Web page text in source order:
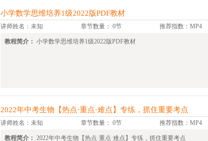
小学数学思维培养1级2022版PDF教材
讲师姓名：未知 章节数量： 0节 推荐指数：MP4
教程简介： 小学数学思维培养1级2022版PDF教材
2022年中考生物【热点·重点·难点】专练，抓住重要考点
讲师姓名：未知 章节数量： 0节 推荐指数：MP4
教程简介： 2022年中考生物【热点·重点·难点】专练，抓住重要考点